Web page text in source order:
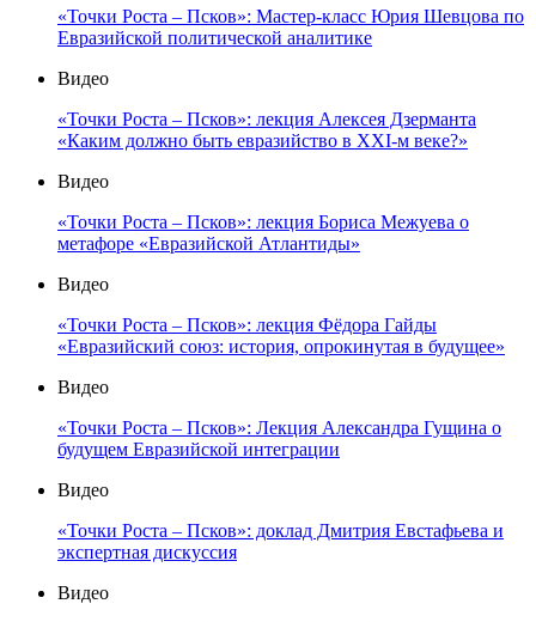
«Точки Роста – Псков»: Мастер-класс Юрия Шевцова по
Евразийской политической аналитике
Видео
«Точки Роста – Псков»: лекция Алексея Дзерманта
«Каким должно быть евразийство в XXI-м веке?»
Видео
«Точки Роста – Псков»: лекция Бориса Межуева о
метафоре «Евразийской Атлантиды»
Видео
«Точки Роста – Псков»: лекция Фёдора Гайды
«Евразийский союз: история, опрокинутая в будущее»
Видео
«Точки Роста – Псков»: Лекция Александра Гущина о
будущем Евразийской интеграции
Видео
«Точки Роста – Псков»: доклад Дмитрия Евстафьева и
экспертная дискуссия
Видео